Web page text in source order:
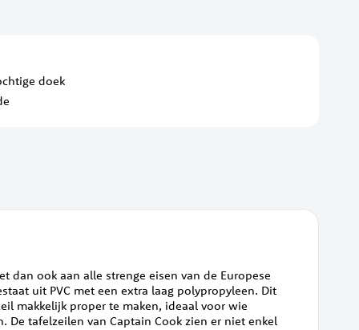
doek
ook aan alle strenge eisen van de Europese
uit PVC met een extra laag polypropyleen. Dit
makkelijk proper te maken, ideaal voor wie
tafelzeilen van Captain Cook zien er niet enkel